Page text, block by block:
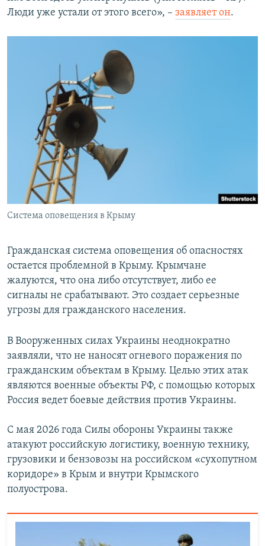
Люди уже устали от этого всего», – заявляет он.
Система оповещения в Крыму
Гражданская система оповещения об опасностях
остается проблемной в Крыму. Крымчане
жалуются, что она либо отсутствует, либо ее
сигналы не срабатывают. Это создает серьезные
угрозы для гражданского населения.
В Вооруженных силах Украины неоднократно
заявляли, что не наносят огневого поражения по
гражданским объектам в Крыму. Целью этих атак
являются военные объекты РФ, с помощью которых
Россия ведет боевые действия против Украины.
С мая 2026 года Силы обороны Украины также
атакуют российскую логистику, военную технику,
грузовики и бензовозы на российском «сухопутном
коридоре» в Крым и внутри Крымского
полуострова.